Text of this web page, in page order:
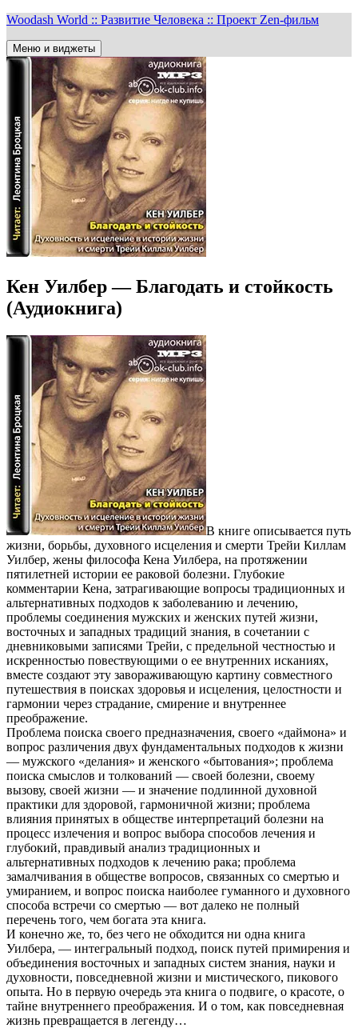
Перейти
содержимому
Woodash World :: Развитие Человека :: Проект Zen-фильм
Меню и виджеты
Кен Уилбер — Благодать и стойкость
(Аудиокнига)
В книге описывается путь
жизни, борьбы, духовного исцеления и смерти Трейи Киллам
Уилбер, жены философа Кена Уилбера, на протяжении
пятилетней истории ее раковой болезни. Глубокие
комментарии Кена, затрагивающие вопросы традиционных и
альтернативных подходов к заболеванию и лечению,
проблемы соединения мужских и женских путей жизни,
восточных и западных традиций знания, в сочетании с
дневниковыми записями Трейи, с предельной честностью и
искренностью повествующими о ее внутренних исканиях,
вместе создают эту завораживающую картину совместного
путешествия в поисках здоровья и исцеления, целостности и
гармонии через страдание, смирение и внутреннее
преображение.
Проблема поиска своего предназначения, своего «даймона» и
вопрос различения двух фундаментальных подходов к жизни
— мужского «делания» и женского «бытования»; проблема
поиска смыслов и толкований — своей болезни, своему
вызову, своей жизни — и значение подлинной духовной
практики для здоровой, гармоничной жизни; проблема
влияния принятых в обществе интерпретаций болезни на
процесс излечения и вопрос выбора способов лечения и
глубокий, правдивый анализ традиционных и
альтернативных подходов к лечению рака; проблема
замалчивания в обществе вопросов, связанных со смертью и
умиранием, и вопрос поиска наиболее гуманного и духовного
способа встречи со смертью — вот далеко не полный
перечень того, чем богата эта книга.
И конечно же, то, без чего не обходится ни одна книга
Уилбера, — интегральный подход, поиск путей примирения и
объединения восточных и западных систем знания, науки и
духовности, повседневной жизни и мистического, пикового
опыта. Но в первую очередь эта книга о подвиге, о красоте, о
тайне внутреннего преображения. И о том, как повседневная
жизнь превращается в легенду…